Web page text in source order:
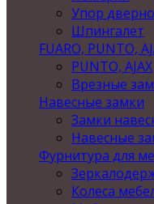
Упор
Шпингалет
FUARO, PUNTO,
PUNTO, AJAX
Врезные
Навесные замки
Замки
Навесные
Фурнитура для
Колеса